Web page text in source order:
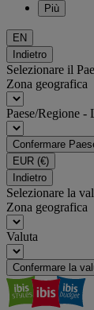
Più
EN
Indietro
Selezionare il
Zona geografica
Paese/Regione -
Confermare
EUR (€)
Indietro
Selezionare la
Zona geografica
Valuta
Confermare la